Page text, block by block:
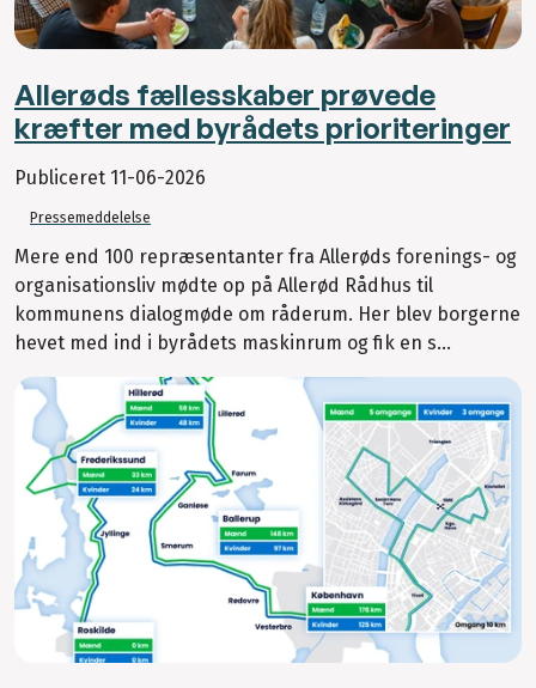
Allerøds fællesskaber prøvede
kræfter med byrådets prioriteringer
Publiceret 11-06-2026
Pressemeddelelse
Mere end 100 repræsentanter fra Allerøds forenings- og
organisationsliv mødte op på Allerød Rådhus til
kommunens dialogmøde om råderum. Her blev borgerne
hevet med ind i byrådets maskinrum og fik en s...